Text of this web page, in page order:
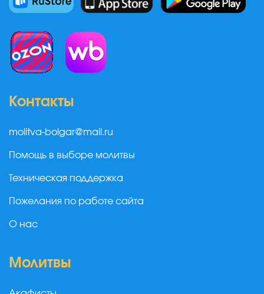
Контакты
molitva-bolgar@mail.ru
Помощь в выборе молитвы
Техническая поддержка
Пожелания по работе сайта
О нас
Молитвы